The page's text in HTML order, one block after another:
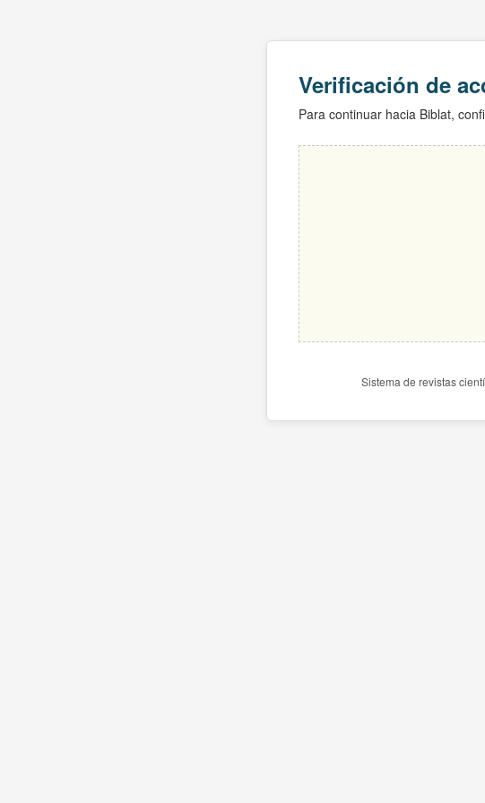
Verificación de
Para continuar hacia Biblat,
Sistema de revistas